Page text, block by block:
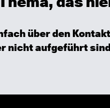
über den Kontakt
nicht aufgeführt